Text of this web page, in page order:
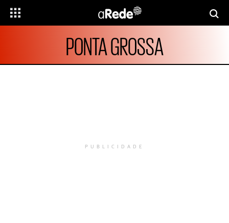
PONTA GROSSA
PUBLICIDADE